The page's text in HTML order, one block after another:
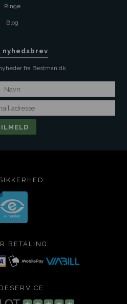
Ringe
Blog
nyhedsbrev
fra Bestman.dk
BETALING